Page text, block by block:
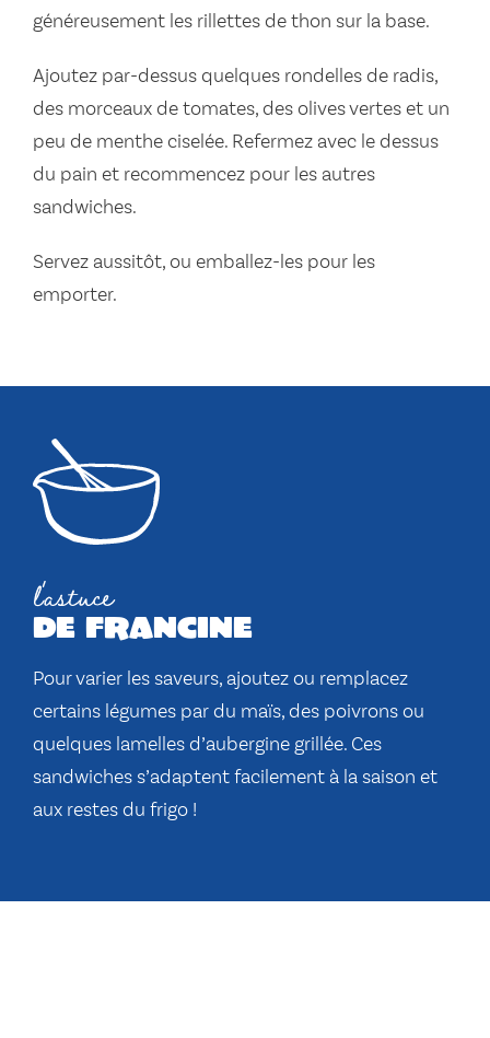
généreusement les rillettes de thon sur la base.
Ajoutez par-dessus quelques rondelles de radis,
des morceaux de tomates, des olives vertes et un
peu de menthe ciselée. Refermez avec le dessus
du pain et recommencez pour les autres
sandwiches.
Servez aussitôt, ou emballez-les pour les
emporter.
l'astuce
de francine
Pour varier les saveurs, ajoutez ou remplacez
certains légumes par du maïs, des poivrons ou
quelques lamelles d’aubergine grillée. Ces
sandwiches s’adaptent facilement à la saison et
aux restes du frigo !